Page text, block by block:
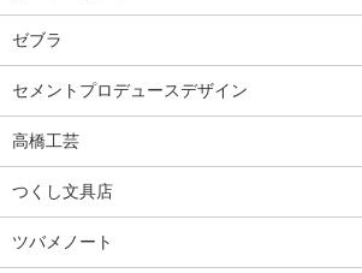
ゼブラ
セメントプロデュースデザイン
高橋工芸
つくし文具店
ツバメノート